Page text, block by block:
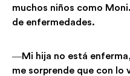
muchos niños como
de enfermedades.
―Mi hija no está
me sorprende que con lo